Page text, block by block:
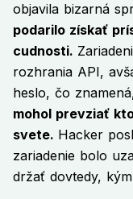
objavila bizarná
podarilo získať
cudnosti.
rozhrania API,
heslo, čo
mohol prevziať
svete. Hacker
zariadenie bolo
držať dovtedy,